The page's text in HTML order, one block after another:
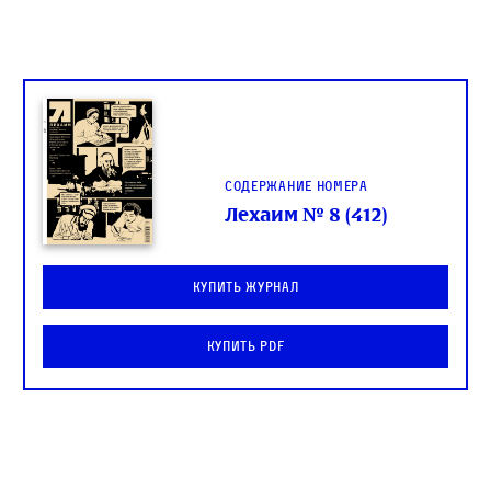
Содержание номера
Лехаим № 8 (412)
Купить журнал
Купить PDF